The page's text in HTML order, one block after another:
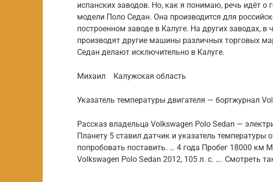
испанских заводов. Но, как я понимаю, речь идёт о
модели Поло Седан. Она производится для
построенном заводе в Калуге. На других заводах,
производят другие машины различных торговых
Седан делают исключительно в Калуге.
Михаил Калужская область
Указатель температуры двигателя — бортжурнал
Рассказ владельца Volkswagen Polo Sedan —
Планету 5 ставил датчик и указатель температуры
попробовать поставить. … 4 года Пробег 18000 км
Volkswagen Polo Sedan 2012, 105 л. с. …. Смотреть